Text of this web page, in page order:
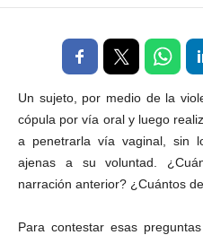
Un sujeto, por medio de la
cópula por vía oral y luego
a penetrarla vía vaginal, sin
ajenas a su voluntad.
narración anterior? ¿Cuántos
Para contestar esas